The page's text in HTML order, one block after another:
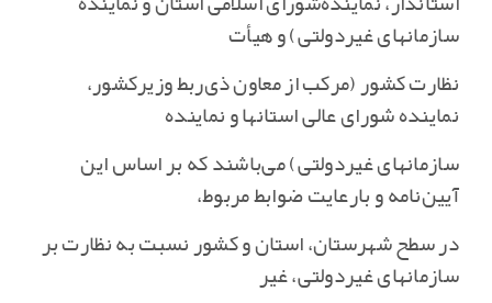
سازمانهای غیردولتی‌) و هیأت
نظارت کشور (مرکب از معاون ذی‌ربط وزیرکشور،
نماینده شورای عالی استانها و نماینده
سازمانهای غیردولتی‌) می‌باشند که بر اساس این
آیین‌نامه و بارعایت ضوابط مربوط‌،
در سطح شهرستان‌، استان و کشور نسبت به نظارت بر
سازمانهای غیردولتی‌، غیر